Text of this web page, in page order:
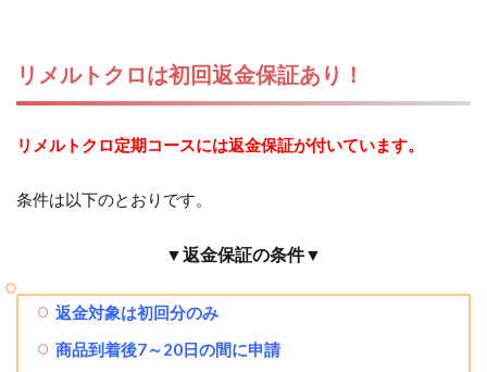
リメルトクロは初回返金保証あり！
リメルトクロ定期コースには返金保証が付いています。
条件は以下のとおりです。
▼返金保証の条件▼
返金対象は初回分のみ
商品到着後7～20日の間に申請